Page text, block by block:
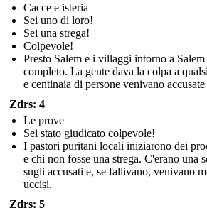
Cacce e isteria
Sei uno di loro!
Sei una strega!
Colpevole!
Presto Salem e i villaggi intorno a
completo. La gente dava la colpa a
e centinaia di persone venivano accusate
Zdrs: 4
Le prove
Sei stato giudicato colpevole!
I pastori puritani locali iniziarono dei
e chi non fosse una strega. C'erano una
sugli accusati e, se fallivano, venivano
uccisi.
Zdrs: 5